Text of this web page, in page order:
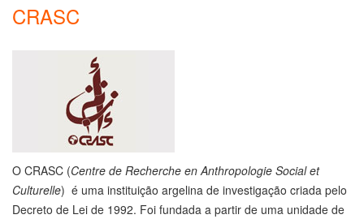
CRASC
O CRASC (Centre de Recherche en Anthropologie Social et
Culturelle) é uma instituição argelina de investigação criada pelo
Decreto de Lei de 1992. Foi fundada a partir de uma unidade de